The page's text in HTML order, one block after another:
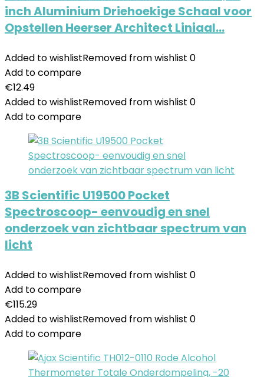
inch Aluminium Driehoekige Schaal voor
Opstellen Heerser Architect Liniaal…
Added to wishlistRemoved from wishlist 0
Add to compare
€12.49
Added to wishlistRemoved from wishlist 0
Add to compare
3B Scientific U19500 Pocket
Spectroscoop- eenvoudig en snel
onderzoek van zichtbaar spectrum van
licht
Added to wishlistRemoved from wishlist 0
Add to compare
€115.29
Added to wishlistRemoved from wishlist 0
Add to compare